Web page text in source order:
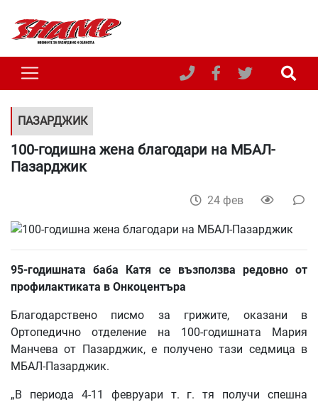
ПАЗАРДЖИК
100-годишна жена благодари на МБАЛ-
Пазарджик
24 фев
95-годишната баба Катя се възползва редовно от
профилактиката в Онкоцентъра
Благодарствено писмо за грижите, оказани в
Ортопедично отделение на 100-годишната Мария
Манчева от Пазарджик, е получено тази седмица в
МБАЛ-Пазарджик.
„В периода 4-11 февруари т. г. тя получи спешна